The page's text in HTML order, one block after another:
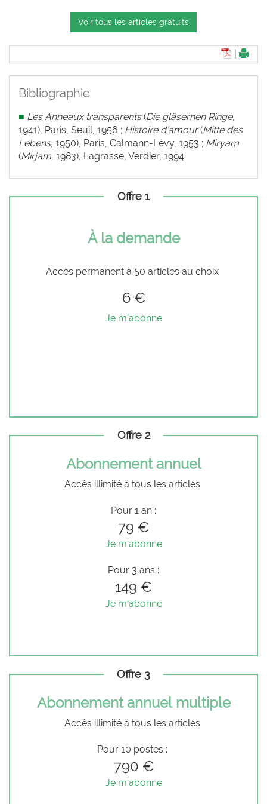
Voir tous les articles gratuits
Bibliographie
■ Les Anneaux transparents(Die gläsernen Ringe,
1941), Paris, Seuil, 1956 ; Histoire d’amour(Mitte des
Lebens, 1950), Paris, Calmann-Lévy, 1953 ; Miryam
(Mirjam , 1983), Lagrasse, Verdier, 1994.
Offre 1
À la demande
Accès permanent à 50 articles au choix
6 €
Je m'abonne
Offre 2
Abonnement annuel
Accès illimité à tous les articles
Pour 1 an :
79 €
Je m'abonne
Pour 3 ans :
149 €
Je m'abonne
Offre 3
Abonnement annuel multiple
Accès illimité à tous les articles
Pour 10 postes :
790 €
Je m'abonne